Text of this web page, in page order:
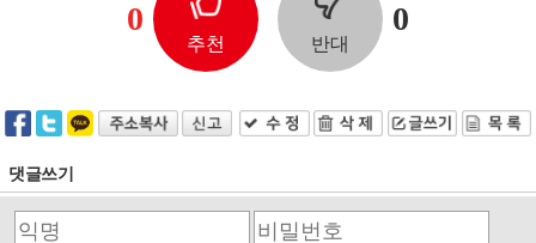
0
추천 반대
0
댓글쓰기